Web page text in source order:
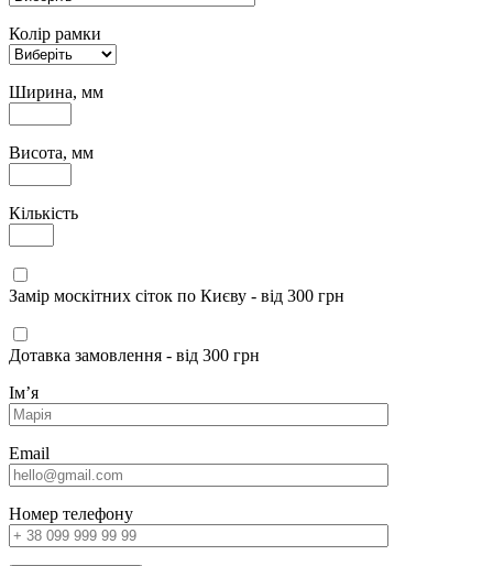
Колір рамки
Ширина, мм
Висота, мм
Кількість
Замір москітних сіток по Києву - від 300 грн
Дотавка замовлення - від 300 грн
Імʼя
Email
Номер телефону